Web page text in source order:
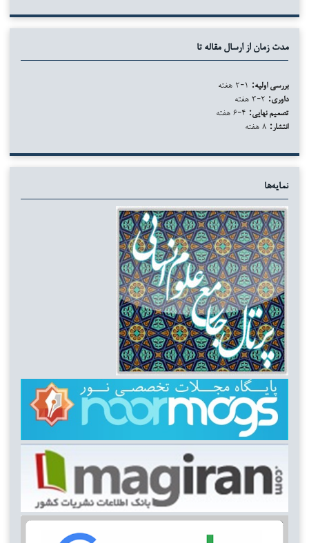
مدت زمان از ارسال مقاله تا
بررسی اولیه:
داوری:
تصمیم نهایی:
انتشار:
نمایه‌ها